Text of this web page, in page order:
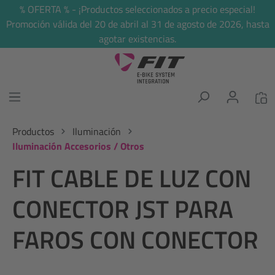
principal
% OFERTA % - ¡Productos seleccionados a precio especial!
Promoción válida del 20 de abril al 31 de agosto de 2026, hasta
agotar existencias.
Productos
Iluminación
Iluminación Accesorios / Otros
FIT CABLE DE LUZ CON
CONECTOR JST PARA
FAROS CON CONECTOR